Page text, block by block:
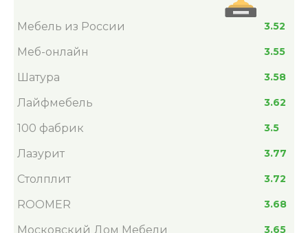
Мебель из России 3.52
Меб-онлайн 3.55
Шатура 3.58
Лайфмебель 3.62
100 фабрик 3.5
Лазурит 3.77
Столплит 3.72
ROOMER 3.68
Московский Дом Мебели 3.65